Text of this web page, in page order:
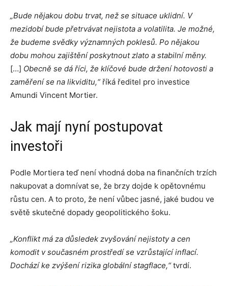
„Bude nějakou dobu trvat, než se situace uklidní. V
mezidobí bude přetrvávat nejistota a volatilita. Je možné,
že budeme svědky významných poklesů. Po nějakou
dobu mohou zajištění poskytnout zlato a stabilní měny.
[…] Obecně se dá říci, že klíčové bude držení hotovosti a
zaměření se na likviditu,“ říká ředitel pro investice
Amundi Vincent Mortier.
Jak mají nyní postupovat
investoři
Podle Mortiera teď není vhodná doba na finančních trzích
nakupovat a domnívat se, že brzy dojde k opětovnému
růstu cen. A to proto, že není vůbec jasné, jaké budou ve
světě skutečné dopady geopolitického šoku.
„Konflikt má za důsledek zvyšování nejistoty a cen
komodit v současném prostředí se vzrůstající inflací.
Dochází ke zvýšení rizika globální stagflace,“tvrdí.